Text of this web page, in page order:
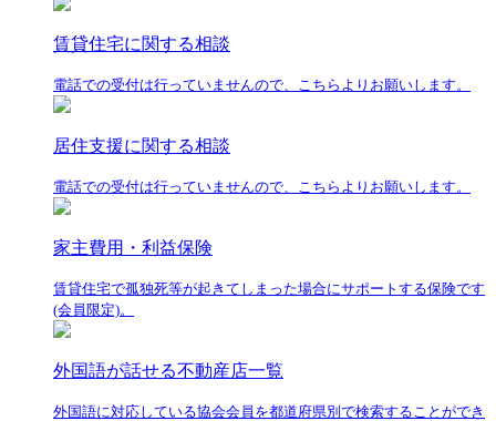
賃貸住宅に関する相談
電話での受付は行っていませんので、こちらよりお願いします。
居住支援に関する相談
電話での受付は行っていませんので、こちらよりお願いします。
家主費用・利益保険
賃貸住宅で孤独死等が起きてしまった場合にサポートする保険です
(会員限定)。
外国語が話せる不動産店一覧
外国語に対応している協会会員を都道府県別で検索することができ